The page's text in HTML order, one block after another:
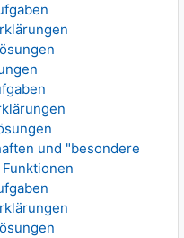
und "besondere